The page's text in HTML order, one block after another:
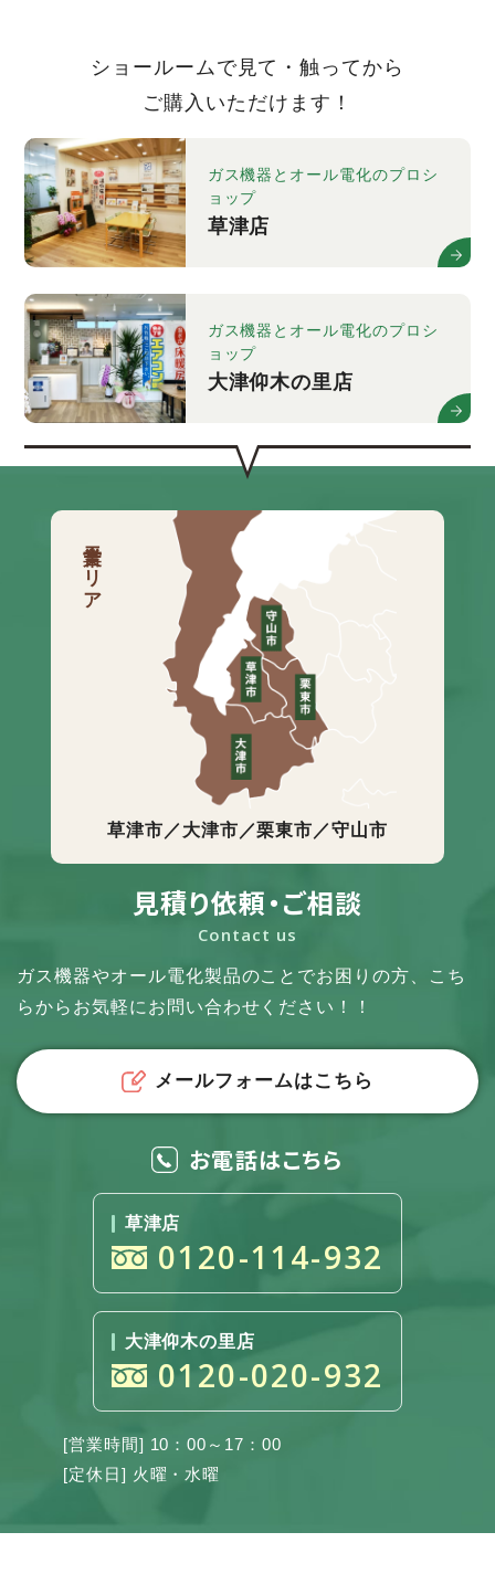
ショールームで見て・触ってから
ご購入いただけます！
ガス機器とオール電化のプロシ
ョップ
草津店
ガス機器とオール電化のプロシ
ョップ
大津仰木の里店
営業エリア
草津市／大津市／栗東市／守山市
見積り依頼・ご相談
Contact us
ガス機器やオール電化製品のことでお困りの方、
こち
らからお気軽にお問い合わせください！！
メールフォームはこちら
お電話はこちら
草津店
0120-114-932
大津仰木の里店
0120-020-932
[営業時間] 10：00～17：00
[定休日] 火曜・水曜